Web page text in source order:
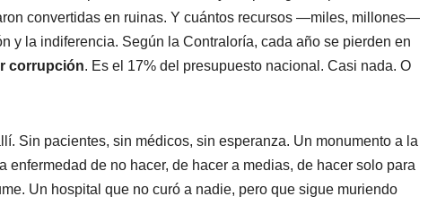
convertidas en ruinas. Y cuántos recursos —miles, millones—
y la indiferencia. Según la Contraloría, cada año se pierden en
corrupción. Es el 17% del presupuesto nacional. Casi nada. O
Sin pacientes, sin médicos, sin esperanza. Un monumento a la
enfermedad de no hacer, de hacer a medias, de hacer solo para
Un hospital que no curó a nadie, pero que sigue muriendo